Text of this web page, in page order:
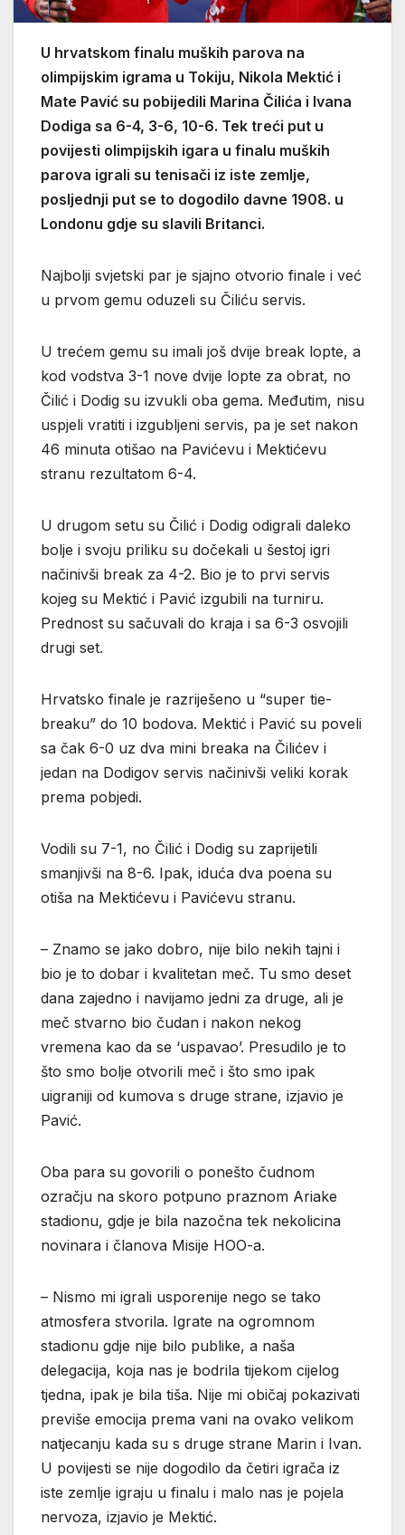
U hrvatskom finalu muških parova na
olimpijskim igrama u Tokiju, Nikola Mektić i
Mate Pavić su pobijedili Marina Čilića i Ivana
Dodiga sa 6-4, 3-6, 10-6. Tek treći put u
povijesti olimpijskih igara u finalu muških
parova igrali su tenisači iz iste zemlje,
posljednji put se to dogodilo davne 1908. u
Londonu gdje su slavili Britanci.
Najbolji svjetski par je sjajno otvorio finale i već
u prvom gemu oduzeli su Čiliću servis.
U trećem gemu su imali još dvije break lopte, a
kod vodstva 3-1 nove dvije lopte za obrat, no
Čilić i Dodig su izvukli oba gema. Međutim, nisu
uspjeli vratiti i izgubljeni servis, pa je set nakon
46 minuta otišao na Pavićevu i Mektićevu
stranu rezultatom 6-4.
U drugom setu su Čilić i Dodig odigrali daleko
bolje i svoju priliku su dočekali u šestoj igri
načinivši break za 4-2. Bio je to prvi servis
kojeg su Mektić i Pavić izgubili na turniru.
Prednost su sačuvali do kraja i sa 6-3 osvojili
drugi set.
Hrvatsko finale je razriješeno u “super tie-
breaku” do 10 bodova. Mektić i Pavić su poveli
sa čak 6-0 uz dva mini breaka na Čilićev i
jedan na Dodigov servis načinivši veliki korak
prema pobjedi.
Vodili su 7-1, no Čilić i Dodig su zaprijetili
smanjivši na 8-6. Ipak, iduća dva poena su
otiša na Mektićevu i Pavićevu stranu.
– Znamo se jako dobro, nije bilo nekih tajni i
bio je to dobar i kvalitetan meč. Tu smo deset
dana zajedno i navijamo jedni za druge, ali je
meč stvarno bio čudan i nakon nekog
vremena kao da se ‘uspavao’. Presudilo je to
što smo bolje otvorili meč i što smo ipak
uigraniji od kumova s druge strane, izjavio je
Pavić.
Oba para su govorili o ponešto čudnom
ozračju na skoro potpuno praznom Ariake
stadionu, gdje je bila nazočna tek nekolicina
novinara i članova Misije HOO-a.
– Nismo mi igrali usporenije nego se tako
atmosfera stvorila. Igrate na ogromnom
stadionu gdje nije bilo publike, a naša
delegacija, koja nas je bodrila tijekom cijelog
tjedna, ipak je bila tiša. Nije mi običaj pokazivati
previše emocija prema vani na ovako velikom
natjecanju kada su s druge strane Marin i Ivan.
U povijesti se nije dogodilo da četiri igrača iz
iste zemlje igraju u finalu i malo nas je pojela
nervoza, izjavio je Mektić.